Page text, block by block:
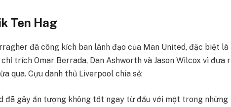
Ten Hag
đã công kích ban lãnh đạo của Man United, đặc biệt là
trích Omar Berrada, Dan Ashworth và Jason Wilcox vì đưa
qua. Cựu danh thủ Liverpool chia sẻ:
đã gây ấn tượng không tốt ngay từ đầu với một trong những